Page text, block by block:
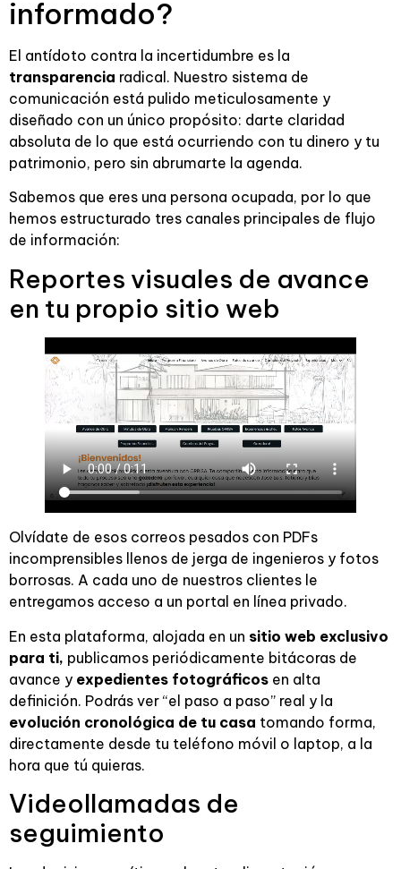
informado?
El antídoto contra la incertidumbre es la
transparencia radical. Nuestro sistema de
comunicación está pulido meticulosamente y
diseñado con un único propósito: darte claridad
absoluta de lo que está ocurriendo con tu dinero y tu
patrimonio, pero sin abrumarte la agenda.
Sabemos que eres una persona ocupada, por lo que
hemos estructurado tres canales principales de flujo
de información:
Reportes visuales de avance
en tu propio sitio web
Olvídate de esos correos pesados con PDFs
incomprensibles llenos de jerga de ingenieros y fotos
borrosas. A cada uno de nuestros clientes le
entregamos acceso a un portal en línea privado.
En esta plataforma, alojada en un sitio web exclusivo
para ti, publicamos periódicamente bitácoras de
avance y expedientes fotográficos en alta
definición. Podrás ver “el paso a paso” real y la
evolución cronológica de tu casa tomando forma,
directamente desde tu teléfono móvil o laptop, a la
hora que tú quieras.
Videollamadas de
seguimiento